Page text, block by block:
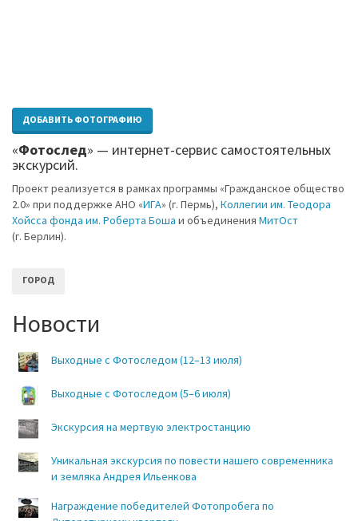
ДОБАВИТЬ ФОТОГРАФИЮ
«Фотослед» — интернет-сервис самостоятельных
экскурсий.
Проект реализуется в рамках программы «Гражданское общество
2.0» при поддержке АНО «ИГА» (г. Пермь), Коллегии им. Теодора
Хойсса фонда им. Роберта Боша и объединения МитОст
(г. Берлин).
ГОРОД
Новости
Выходные с Фотоследом (12–13 июля)
Выходные с Фотоследом (5–6 июля)
Экскурсия на мертвую электростанцию
Уникальная экскурсия по повести нашего современника
и земляка Андрея Ильенкова
Награждение победителей Фотопробега по